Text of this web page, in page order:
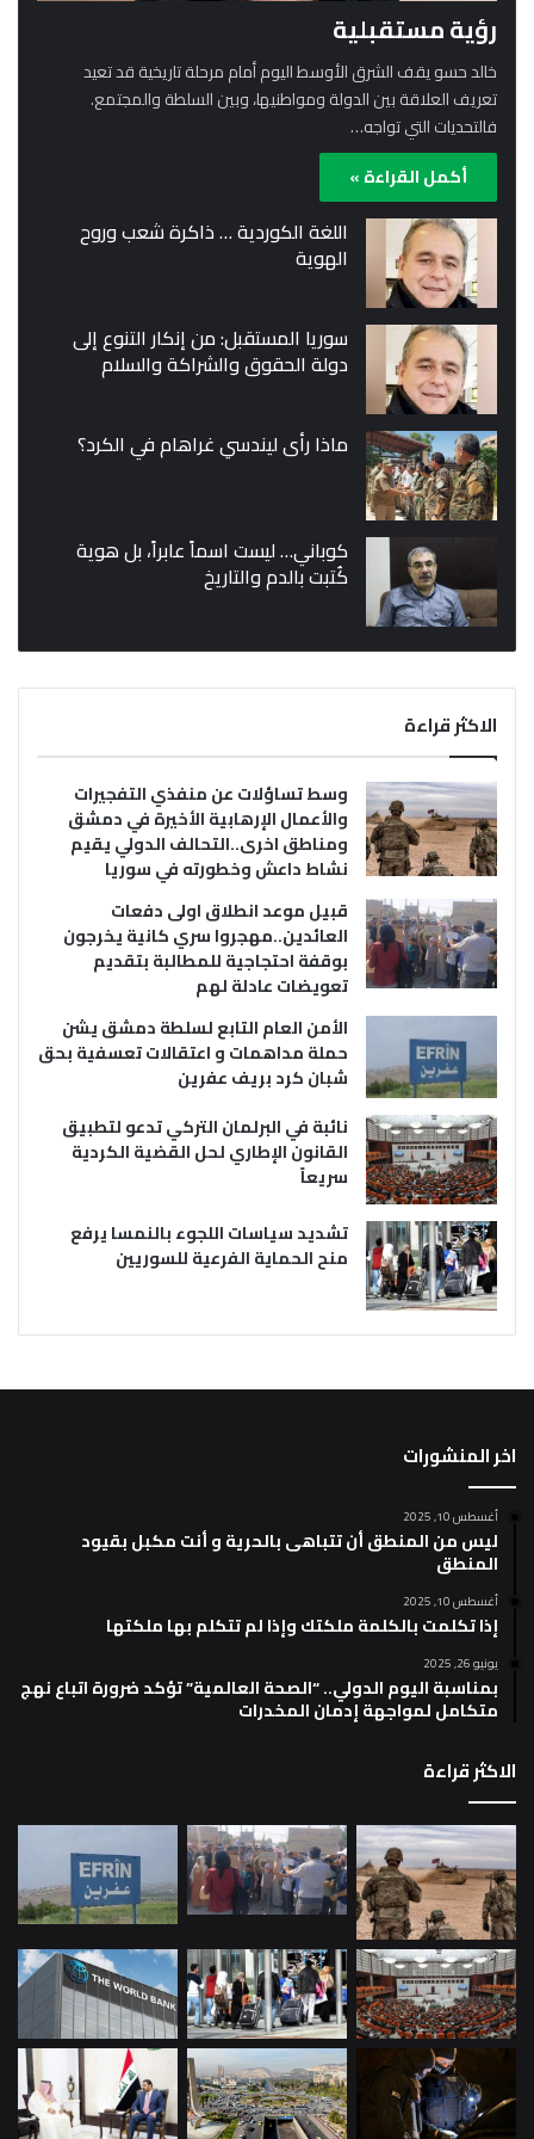
رؤية مستقبلية
خالد حسو يقف الشرق الأوسط اليوم أمام مرحلة تاريخية قد تعيد
تعريف العلاقة بين الدولة ومواطنيها، وبين السلطة والمجتمع.
فالتحديات التي تواجه…
أكمل القراءة »
اللغة الكوردية … ذاكرة شعب وروح
الهوية
سوريا المستقبل: من إنكار التنوع إلى
دولة الحقوق والشراكة والسلام
ماذا رأى ليندسي غراهام في الكرد؟
كوباني… ليست اسماً عابراً، بل هوية
كُتبت بالدم والتاريخ
الاكثر قراءة
وسط تساؤلات عن منفذي التفجيرات
والأعمال الإرهابية الأخيرة في دمشق
ومناطق اخرى..التحالف الدولي يقيم
نشاط داعش وخطورته في سوريا
قبيل موعد انطلاق اولى دفعات
العائدين..مهجروا سري كانية يخرجون
بوقفة احتجاجية للمطالبة بتقديم
تعويضات عادلة لهم
الأمن العام التابع لسلطة دمشق يشن
حملة مداهمات و اعتقالات تعسفية بحق
شبان كرد بريف عفرين
نائبة في البرلمان التركي تدعو لتطبيق
القانون الإطاري لحل القضية الكردية
سريعاً
تشديد سياسات اللجوء بالنمسا يرفع
منح الحماية الفرعية للسوريين
اخر المنشورات
أغسطس 10, 2025
ليس من المنطق أن تتباهى بالحرية و أنت مكبل بقيود
المنطق
أغسطس 10, 2025
إذا تكلمت بالكلمة ملكتك وإذا لم تتكلم بها ملكتها
يونيو 26, 2025
بمناسبة اليوم الدولي.. “الصحة العالمية” تؤكد ضرورة اتباع نهج
متكامل لمواجهة إدمان المخدرات
الاكثر قراءة